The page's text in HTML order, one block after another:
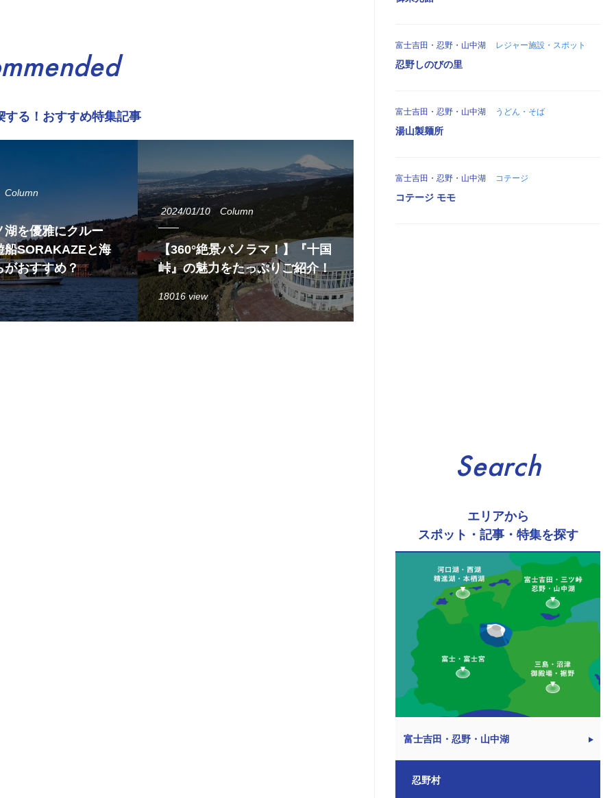
する！おすすめ特集記事
Column
湖を優雅にクルー
船SORAKAZEと海
がおすすめ？
2024/01/10 Column
【360°絶景パノラマ！】『十国
峠』の魅力をたっぷりご紹介！
18016 view
富士吉田・忍野・山中湖 レジャー施設・スポット
忍野しのびの里
富士吉田・忍野・山中湖 うどん・そば
湯山製麺所
富士吉田・忍野・山中湖 コテージ
コテージ モモ
Search
エリアから
スポット・記事・特集を探す
富士吉田・忍野・山中湖
忍野村